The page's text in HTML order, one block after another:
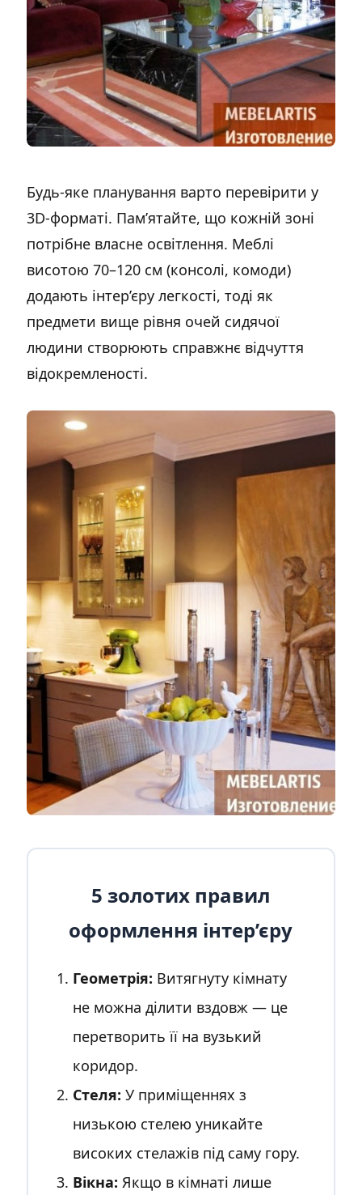
Будь-яке планування варто перевірити у
3D-форматі. Пам’ятайте, що кожній зоні
потрібне власне освітлення. Меблі
висотою 70–120 см (консолі, комоди)
додають інтер’єру легкості, тоді як
предмети вище рівня очей сидячої
людини створюють справжнє відчуття
відокремленості.
5 золотих правил
оформлення інтер’єру
Геометрія: Витягнуту кімнату
не можна ділити вздовж — це
перетворить її на вузький
коридор.
Стеля: У приміщеннях з
низькою стелею уникайте
високих стелажів під саму гору.
Вікна: Якщо в кімнаті лише